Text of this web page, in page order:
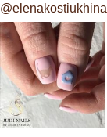
@elenakostiukhina